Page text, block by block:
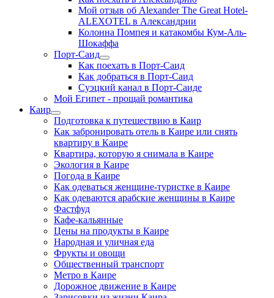
Мой отзыв об Alexander The Great Hotel-
ALEXOTEL в Александрии
Колонна Помпея и катакомбы Кум-Аль-
Шокаффа
Порт-Саид
Как поехать в Порт-Саид
Как добраться в Порт-Саид
Суэцкий канал в Порт-Саиде
Мой Египет - прощай романтика
Каир
Подготовка к путешествию в Каир
Как забронировать отель в Каире или снять
квартиру в Каире
Квартира, которую я снимала в Каире
Экология в Каире
Погода в Каире
Как одеваться женщине-туристке в Каире
Как одеваются арабские женщины в Каире
Фастфуд
Кафе-кальянные
Цены на продукты в Каире
Народная и уличная еда
Фрукты и овощи
Общественный транспорт
Метро в Каире
Дорожное движение в Каире